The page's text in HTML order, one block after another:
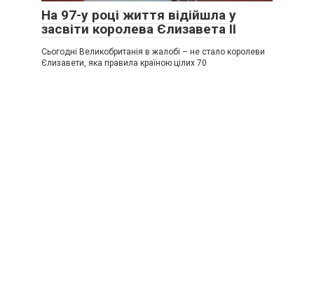
На 97-у році життя відійшла у
засвіти королева Єлизавета ІІ
Сьогодні Великобританія в жалобі – не стало королеви
Єлизавети, яка правила країною цілих 70